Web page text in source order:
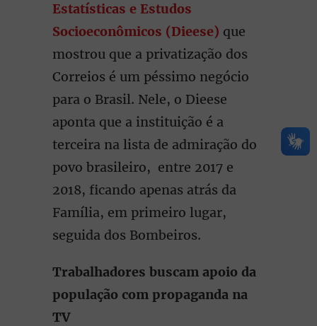
Estatísticas e Estudos
Socioeconômicos (Dieese) que
mostrou que a privatização dos
Correios é um péssimo negócio
para o Brasil. Nele, o Dieese
aponta que a instituição é a
terceira na lista de admiração do
povo brasileiro, entre 2017 e
2018, ficando apenas atrás da
Família, em primeiro lugar,
seguida dos Bombeiros.
Trabalhadores buscam apoio da
população com propaganda na
TV